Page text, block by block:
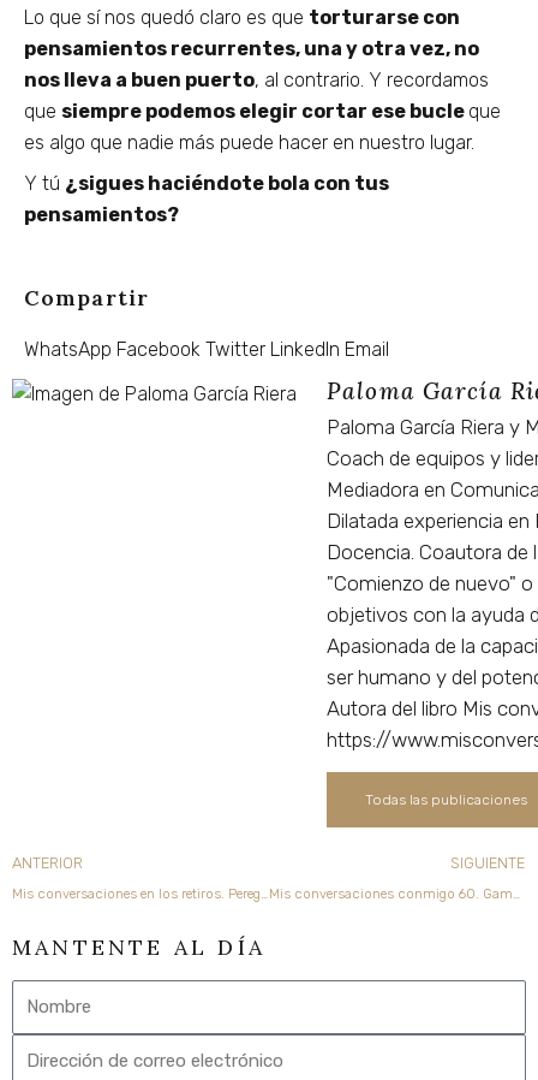
Lo que sí nos quedó claro es que torturarse con
pensamientos recurrentes, una y otra vez, no
nos lleva a buen puerto, al contrario. Y recordamos
que siempre podemos elegir cortar ese bucle que
es algo que nadie más puede hacer en nuestro lugar.
Y tú ¿sigues haciéndote bola con tus
pensamientos?
Compartir
WhatsApp Facebook Twitter LinkedIn Email
Paloma García
Paloma García Riera y
Coach de equipos y
Mediadora en
Dilatada experiencia
Docencia. Coautora de
"Comienzo de nuevo"
objetivos con la ayuda
Apasionada de la
ser humano y del
Autora del libro Mis
https://
Todas las publicaciones
Ant
ANTERIOR SIGUIENTE
MANTENTE AL DÍA
Email